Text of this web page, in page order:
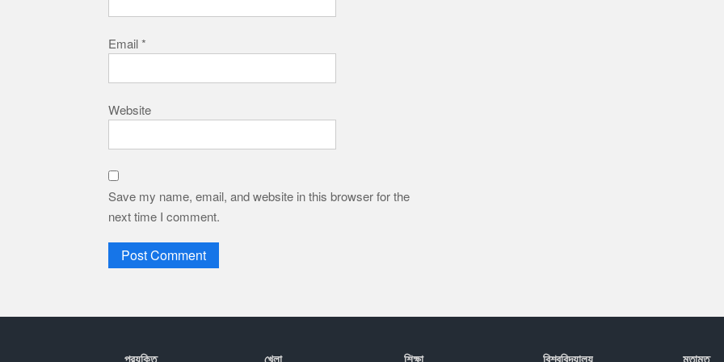
Email*
Website
Save my name, email, and website in this browser for the
next time I comment.
প্রযু্ক্তি খেলা শিক্ষা বিশ্ববিদ্যালয় মতামত